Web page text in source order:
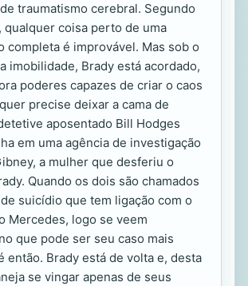
traumatismo cerebral. Segundo
qualquer coisa perto de uma
completa é improvável. Mas sob o
imobilidade, Brady está acordado,
poderes capazes de criar o caos
precise deixar a cama de
aposentado Bill Hodges
em uma agência de investigação
a mulher que desferiu o
Quando os dois são chamados
suicídio que tem ligação com o
Mercedes, logo se veem
que pode ser seu caso mais
então. Brady está de volta e, desta
se vingar apenas de seus